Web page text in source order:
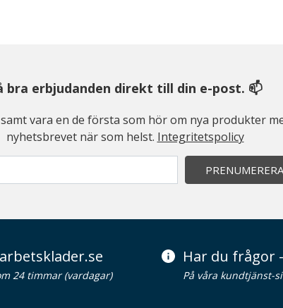
bra erbjudanden direkt till din e-post. 📫
vara en de första som hör om nya produkter
nyhetsbrevet när som helst. Integritetspolicy
PRENUMERERA
24 timmar (vardagar)
Har du frågor
På våra kundtjänst-